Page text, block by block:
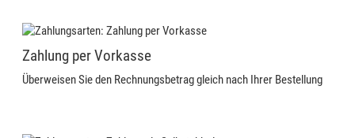
Zahlung per Vorkasse
Überweisen Sie den Rechnungsbetrag gleich nach Ihrer Bestellung